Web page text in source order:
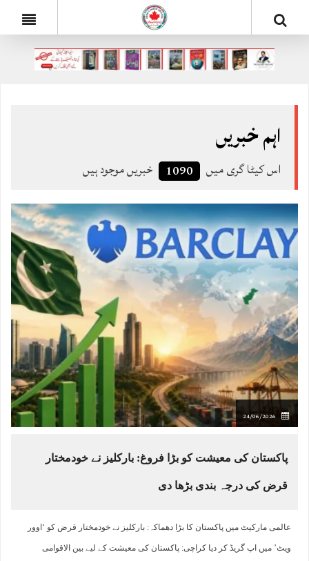
اہم خبریں
اس کیٹا گری میں 1090 خبریں موجود ہیں
24/06/2026
پاکستان کی معیشت کو بڑا فروغ: بارکلیز نے خودمختار
قرض کی درجہ بندی بڑھا دی
عالمی مارکیٹ میں پاکستان کا بڑا دھماکہ: بارکلیز نے خودمختار قرض کو ‘اوور
ویٹ’ میں اپ گریڈ کر دیا کراچی: پاکستان کی معیشت کے لیے بین الاقوامی